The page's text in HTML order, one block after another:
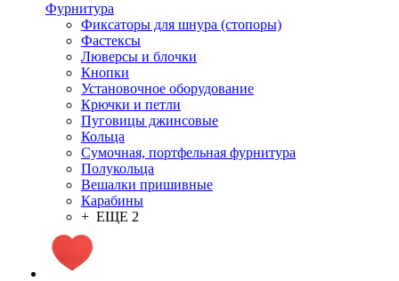
Фурнитура
Фиксаторы для шнура (стопоры)
Фастексы
Люверсы и блочки
Кнопки
Установочное оборудование
Крючки и петли
Пуговицы джинсовые
Кольца
Сумочная, портфельная фурнитура
Полукольца
Вешалки пришивные
Карабины
+ ЕЩЕ 2